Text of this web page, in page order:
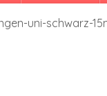
uni-schwarz-